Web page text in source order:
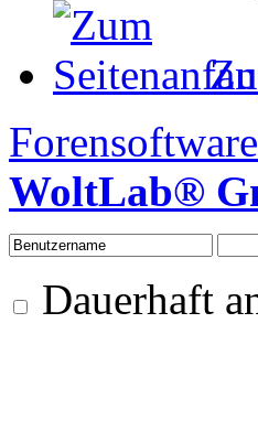
WoltLab®
Dauerhaft